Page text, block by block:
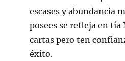
escases y abundancia
posees se refleja en tía
cartas pero ten
éxito.